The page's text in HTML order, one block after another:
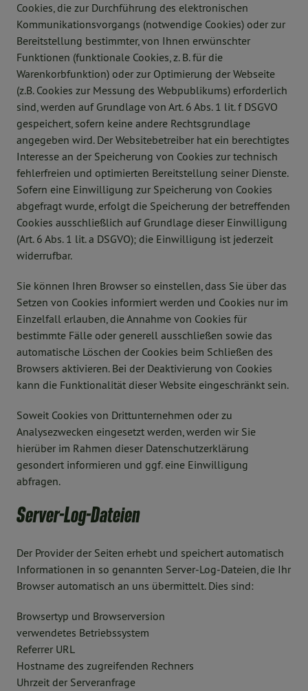
Cookies, die zur Durchführung des elektronischen
Kommunikationsvorgangs (notwendige Cookies) oder zur
Bereitstellung bestimmter, von Ihnen erwünschter
Funktionen (funktionale Cookies, z. B. für die
Warenkorbfunktion) oder zur Optimierung der Webseite
(z.B. Cookies zur Messung des Webpublikums) erforderlich
sind, werden auf Grundlage von Art. 6 Abs. 1 lit. f DSGVO
gespeichert, sofern keine andere Rechtsgrundlage
angegeben wird. Der Websitebetreiber hat ein berechtigtes
Interesse an der Speicherung von Cookies zur technisch
fehlerfreien und optimierten Bereitstellung seiner Dienste.
Sofern eine Einwilligung zur Speicherung von Cookies
abgefragt wurde, erfolgt die Speicherung der betreffenden
Cookies ausschließlich auf Grundlage dieser Einwilligung
(Art. 6 Abs. 1 lit. a DSGVO); die Einwilligung ist jederzeit
widerrufbar.
Sie können Ihren Browser so einstellen, dass Sie über das
Setzen von Cookies informiert werden und Cookies nur im
Einzelfall erlauben, die Annahme von Cookies für
bestimmte Fälle oder generell ausschließen sowie das
automatische Löschen der Cookies beim Schließen des
Browsers aktivieren. Bei der Deaktivierung von Cookies
kann die Funktionalität dieser Website eingeschränkt sein.
Soweit Cookies von Drittunternehmen oder zu
Analysezwecken eingesetzt werden, werden wir Sie
hierüber im Rahmen dieser Datenschutzerklärung
gesondert informieren und ggf. eine Einwilligung
abfragen.
Server-Log-Dateien
Der Provider der Seiten erhebt und speichert automatisch
Informationen in so genannten Server-Log-Dateien, die Ihr
Browser automatisch an uns übermittelt. Dies sind:
Browsertyp und Browserversion
verwendetes Betriebssystem
Referrer URL
Hostname des zugreifenden Rechners
Uhrzeit der Serveranfrage